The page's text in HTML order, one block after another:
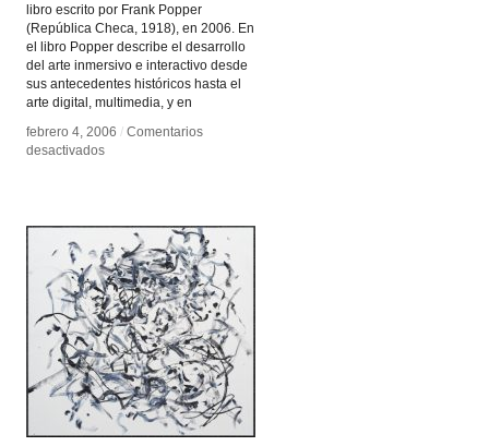
libro escrito por Frank Popper
(República Checa, 1918), en 2006. En
el libro Popper describe el desarrollo
del arte inmersivo e interactivo desde
sus antecedentes históricos hasta el
arte digital, multimedia, y en
febrero 4, 2006 / Comentarios
desactivadosen
Virtual
Art
febrero 4, 2006 / Comentarios
desactivadosen
Virtual
Art